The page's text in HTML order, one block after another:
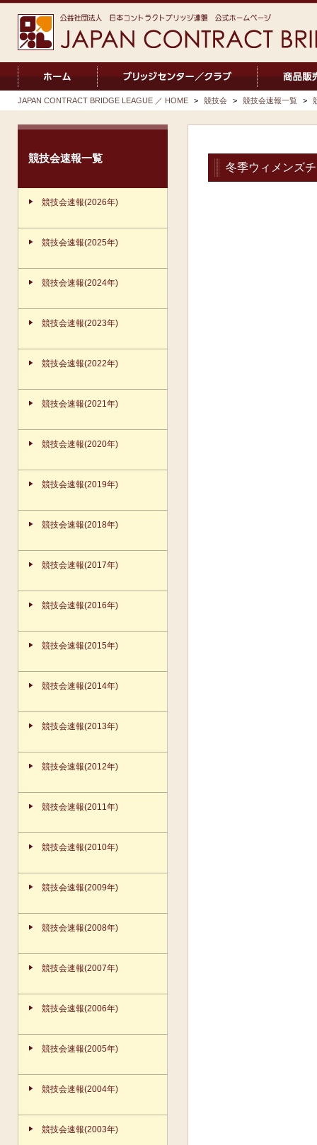
JAPAN CONTRACT BRIDGE LEAGUE ／ HOME > 競技会 > 競技会速報一覧 >
競技会速報一覧
競技会速報(2026年)
競技会速報(2025年)
競技会速報(2024年)
競技会速報(2023年)
競技会速報(2022年)
競技会速報(2021年)
競技会速報(2020年)
競技会速報(2019年)
競技会速報(2018年)
競技会速報(2017年)
競技会速報(2016年)
競技会速報(2015年)
競技会速報(2014年)
競技会速報(2013年)
競技会速報(2012年)
競技会速報(2011年)
競技会速報(2010年)
競技会速報(2009年)
競技会速報(2008年)
競技会速報(2007年)
競技会速報(2006年)
競技会速報(2005年)
競技会速報(2004年)
競技会速報(2003年)
冬季ウィメンズ